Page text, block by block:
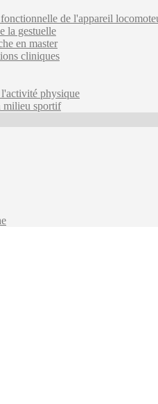
de l'appareil
la gestuelle
en master
cliniques
physique
milieu sportif